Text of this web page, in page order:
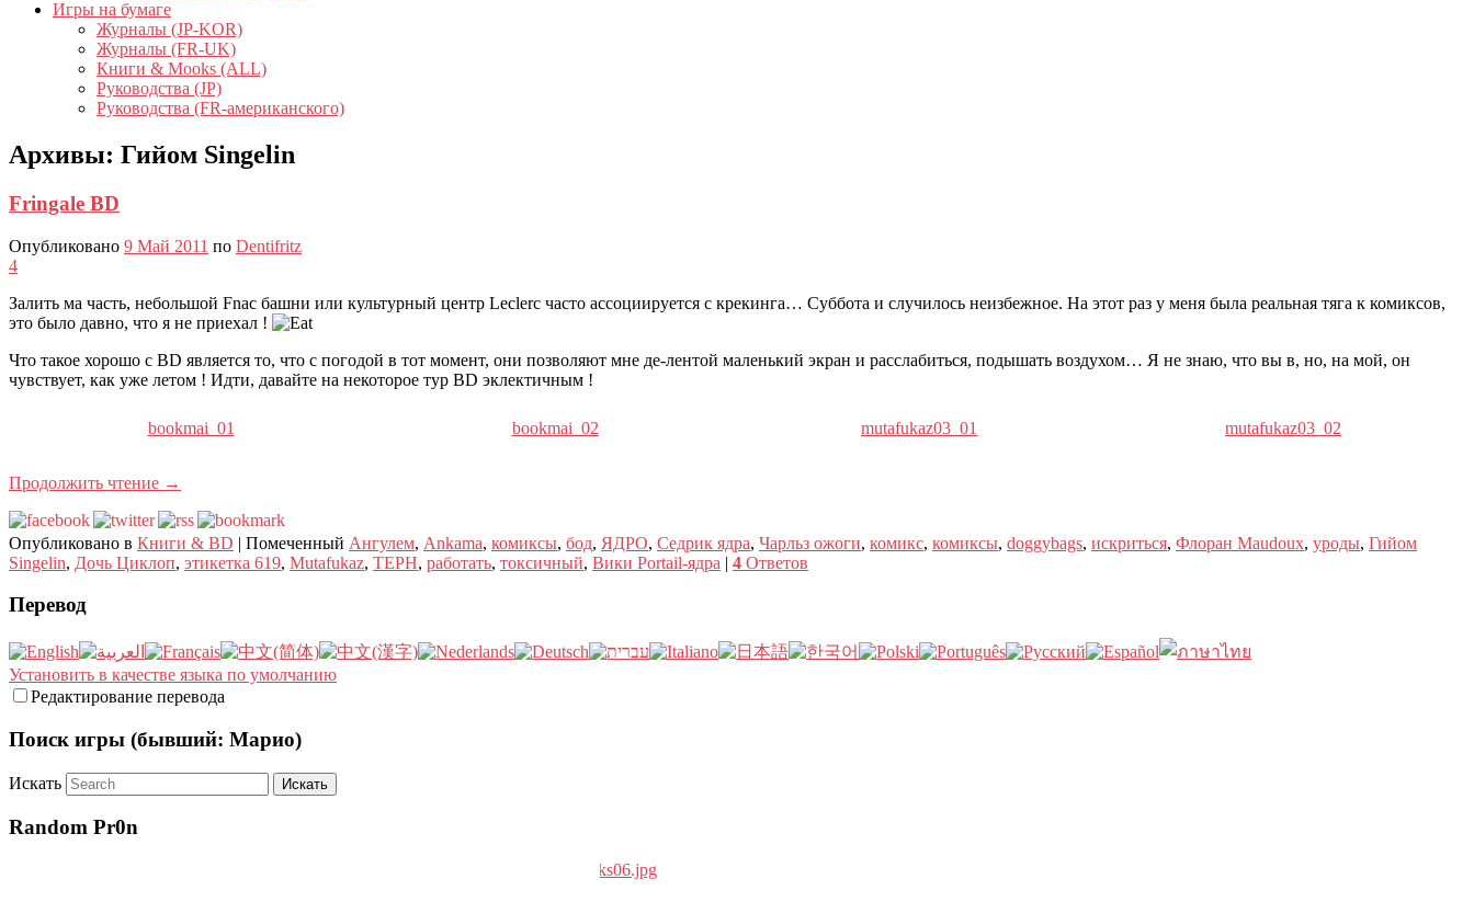
Игры на бумаге
Журналы (JP-KOR)
Журналы (FR-UK)
Книги & Mooks (ALL)
Руководства (JP)
Руководства (FR-американского)
Архивы: Гийом Singelin
Fringale BD
Опубликовано 9 Май 2011 по Dentifritz
4
Залить ма часть, небольшой Fnac башни или культурный центр Leclerc часто ассоциируется с крекинга… Суббота и случилось неизбежное. На этот раз у меня была реальная тяга к комиксов,
это было давно, что я не приехал !
Что такое хорошо с BD является то, что с погодой в тот момент, они позволяют мне де-лентой маленький экран и расслабиться, подышать воздухом… Я не знаю, что вы в, но, на мой, он
чувствует, как уже летом ! Идти, давайте на некоторое тур BD эклектичным !
bookmai_01 bookmai_02 mutafukaz03_01 mutafukaz03_02
Продолжить чтение →
Опубликовано в Книги & BD | Помеченный Ангулем, Ankama, комиксы, бод, ЯДРО, Седрик ядра, Чарльз ожоги, комикс, комиксы, doggybags, искриться, Флоран Maudoux, уроды, Гийом
Singelin, Дочь Циклоп, этикетка 619, Mutafukaz, ТЕРН, работать, токсичный, Вики Portail-ядра | 4 Ответов
Перевод
Установить в качестве языка по умолчанию
Редактирование перевода
Поиск игры (бывший: Марио)
Искать
Random Pr0n